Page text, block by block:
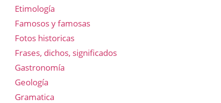
Etimología
Famosos y famosas
Fotos historicas
Frases, dichos, significados
Gastronomía
Geología
Gramatica